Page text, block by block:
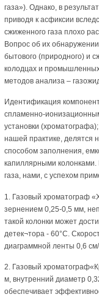
газа»). Однако, в
приводя к асфиксии
сжиженного газа плохо
Вопрос об их
бытового (природного) и
колодцах и промышленных
методов анализа –
Идентификация
спламенно-
установки
нашей практике, делятся
способом заполнения,
капиллярными
газа, нами, с успехом
1. Газовый хроматограф
зернением 0,25-0,5 мм,
такой колонки может
детек¬тора - 60°С.
диаграммной ленты 0,6 см/
2. Газовый
м, внутренний диаметр
обеспечивает